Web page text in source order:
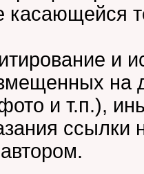
касающейся
и
на
и т.п.),
ссылки